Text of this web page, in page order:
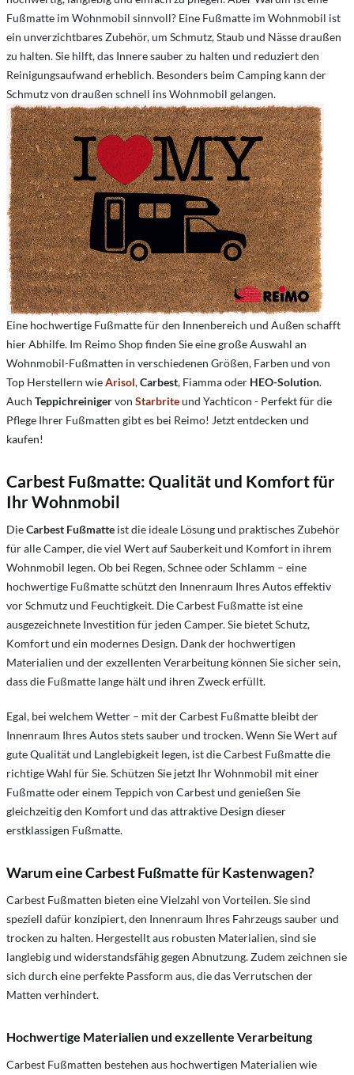
Fußmatte im Wohnmobil sinnvoll? Eine Fußmatte im Wohnmobil ist
ein unverzichtbares Zubehör, um Schmutz, Staub und Nässe draußen
zu halten. Sie hilft, das Innere sauber zu halten und reduziert den
Reinigungsaufwand erheblich. Besonders beim Camping kann der
Schmutz von draußen schnell ins Wohnmobil gelangen.
Eine hochwertige Fußmatte für den Innenbereich und Außen schafft
hier Abhilfe. Im Reimo Shop finden Sie eine große Auswahl an
Wohnmobil-Fußmatten in verschiedenen Größen, Farben und von
Top Herstellern wieArisol,Carbest, Fiamma oder HEO-Solution.
Auch Teppichreinigervon Starbriteund Yachticon - Perfekt für die
Pflege Ihrer Fußmatten gibt es bei Reimo! Jetzt entdecken und
kaufen!
Carbest Fußmatte: Qualität und Komfort für
Ihr Wohnmobil
DieCarbest Fußmatte ist die ideale Lösung und praktisches Zubehör
für alle Camper, die viel Wert auf Sauberkeit und Komfort in ihrem
Wohnmobil legen. Ob bei Regen, Schnee oder Schlamm – eine
hochwertige Fußmatte schützt den Innenraum Ihres Autos effektiv
vor Schmutz und Feuchtigkeit. Die Carbest Fußmatte ist eine
ausgezeichnete Investition für jeden Camper. Sie bietet Schutz,
Komfort und ein modernes Design. Dank der hochwertigen
Materialien und der exzellenten Verarbeitung können Sie sicher sein,
dass die Fußmatte lange hält und ihren Zweck erfüllt.
Egal, bei welchem Wetter – mit der Carbest Fußmatte bleibt der
Innenraum Ihres Autos stets sauber und trocken. Wenn Sie Wert auf
gute Qualität und Langlebigkeit legen, ist die Carbest Fußmatte die
richtige Wahl für Sie. Schützen Sie jetzt Ihr Wohnmobil mit einer
Fußmatte oder einem Teppich von Carbest und genießen Sie
gleichzeitig den Komfort und das attraktive Design dieser
erstklassigen Fußmatte.
Warum eine Carbest Fußmatte für Kastenwagen?
Carbest Fußmatten bieten eine Vielzahl von Vorteilen. Sie sind
speziell dafür konzipiert, den Innenraum Ihres Fahrzeugs sauber und
trocken zu halten. Hergestellt aus robusten Materialien, sind sie
langlebig und widerstandsfähig gegen Abnutzung. Zudem zeichnen sie
sich durch eine perfekte Passform aus, die das Verrutschen der
Matten verhindert.
Hochwertige Materialien und exzellente Verarbeitung
Carbest Fußmatten bestehen aus hochwertigen Materialien wie